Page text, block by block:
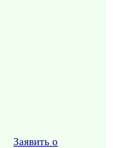
Заявить о